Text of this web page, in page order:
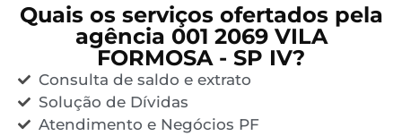
Quais os serviços ofertados pela
agência 001 2069 VILA
FORMOSA - SP IV?
Consulta de saldo e extrato
Solução de Dívidas
Atendimento e Negócios PF